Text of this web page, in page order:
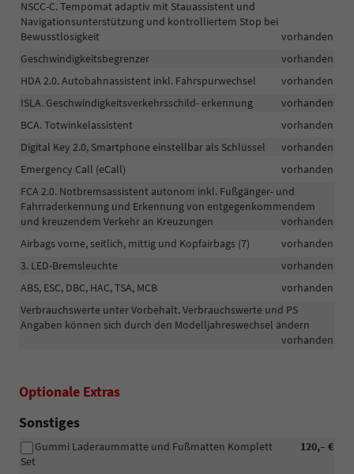
NSCC-C. Tempomat adaptiv mit Stauassistent und
Navigationsunterstützung und kontrolliertem Stop bei
Bewusstlosigkeit
vorhanden
Geschwindigkeitsbegrenzer
vorhanden
HDA 2.0. Autobahnassistent inkl. Fahrspurwechsel
vorhanden
ISLA. Geschwindigkeitsverkehrsschild- erkennung
vorhanden
BCA. Totwinkelassistent
vorhanden
Digital Key 2.0, Smartphone einstellbar als Schlüssel
vorhanden
Emergency Call (eCall)
vorhanden
FCA 2.0. Notbremsassistent autonom inkl. Fußgänger- und
Fahrraderkennung und Erkennung von entgegenkommendem
und kreuzendem Verkehr an Kreuzungen
vorhanden
Airbags vorne, seitlich, mittig und Kopfairbags (7)
vorhanden
3. LED-Bremsleuchte
vorhanden
ABS, ESC, DBC, HAC, TSA, MCB
vorhanden
Verbrauchswerte unter Vorbehalt. Verbrauchswerte und PS
Angaben können sich durch den Modelljahreswechsel ändern
vorhanden
Optionale Extras
Sonstiges
120,– €
Gummi Laderaummatte und Fußmatten Komplett
Set